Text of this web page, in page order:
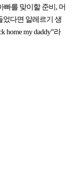
빠를 맞이할 준비, 머
었다면 알레르기 생
home my daddy”라